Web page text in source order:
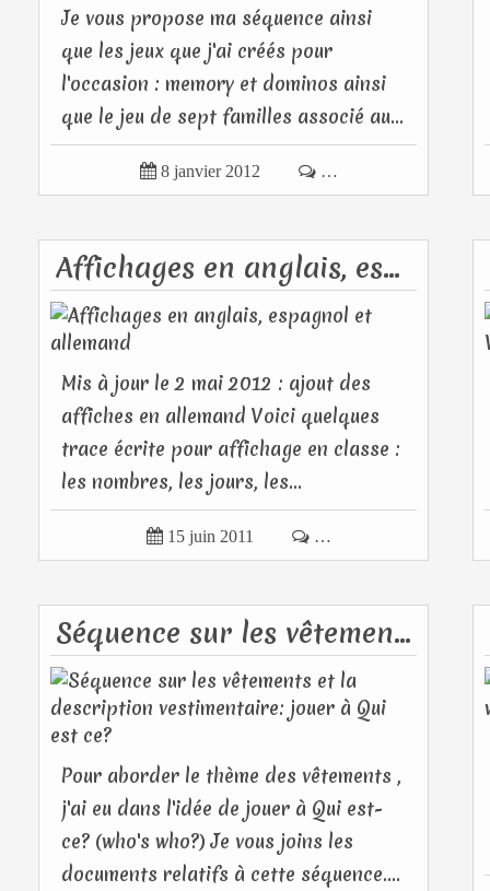
Je vous propose ma séquence ainsi
que les jeux que j'ai créés pour
l'occasion : memory et dominos ainsi
que le jeu de sept familles associé au...
 8 janvier 2012  …
Affichages en anglais, espagnol et allemand
Mis à jour le 2 mai 2012 : ajout des
affiches en allemand Voici quelques
trace écrite pour affichage en classe :
les nombres, les jours, les...
 15 juin 2011  …
Séquence sur les vêtements et la description vestimentaire: jouer à Qui est ce?
Pour aborder le thème des vêtements ,
j'ai eu dans l'idée de jouer à Qui est-
ce? (who's who?) Je vous joins les
documents relatifs à cette séquence....